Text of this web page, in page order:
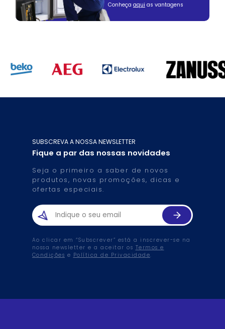
Conheça aqui as vantagens
SUBSCREVA A NOSSA NEWSLETTER
Fique a par das nossas novidades
Seja o primeiro a saber de novos
produtos, novas promoções, dicas e
ofertas especiais.
Ao clicar em “Subscrever” está a inscrever-se na
nossa newsletter e a aceitar os Termos e
Condições e Política de Privacidade.